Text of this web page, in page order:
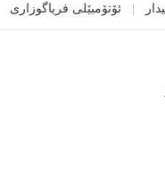
| ئۆتۆمبێلی فریاگوزاری